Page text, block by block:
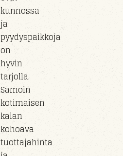
kunnossa
ja
pyydyspaikkoja
on
hyvin
tarjolla.
Samoin
kotimaisen
kalan
kohoava
tuottajahinta